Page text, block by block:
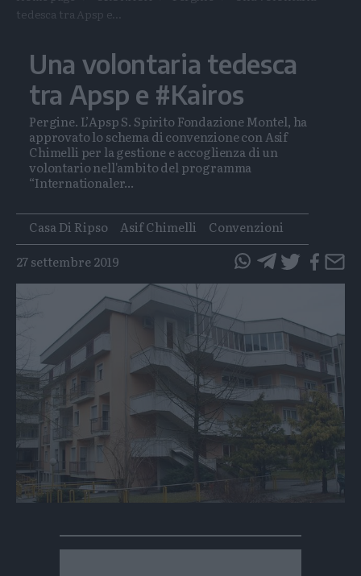
tedesca tra Apsp e...
Una volontaria tedesca
tra Apsp e #Kairos
Pergine. L’Apsp S. Spirito Fondazione Montel, ha
approvato lo schema di convenzione con Asif
Chimelli per la gestione e accoglienza di un
volontario nell'ambito del programma
“Internationaler...
Tags
Casa Di Ripso Asif Chimelli
Convenzioni
27 settembre 2019
questo
su
Whatsapp
questo
su
Telegram